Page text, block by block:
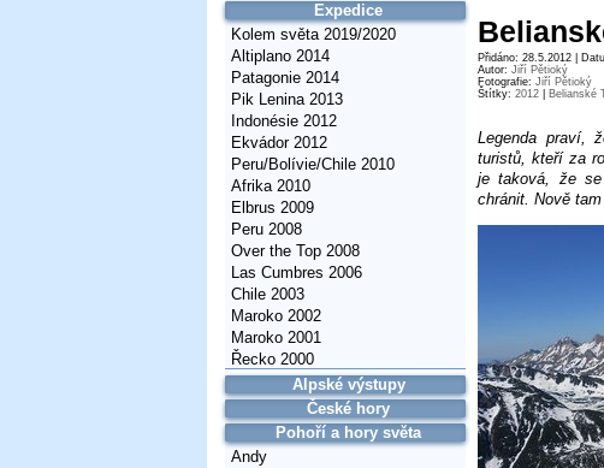
Expedice
Kolem světa 2019/2020
Altiplano 2014
Patagonie 2014
Pik Lenina 2013
Indonésie 2012
Ekvádor 2012
Peru/Bolívie/Chile 2010
Afrika 2010
Elbrus 2009
Peru 2008
Over the Top 2008
Las Cumbres 2006
Chile 2003
Maroko 2002
Maroko 2001
Řecko 2000
Alpské výstupy
České hory
Pohoří a hory světa
Andy
Přidáno: 28.5.2012 |
Autor: Jiří Pětioký
Fotografie: Jiří Pětioký
Štítky: 2012 Belianské
Legenda praví,
turistů, kteří za
je taková, že se
chránit. Nově